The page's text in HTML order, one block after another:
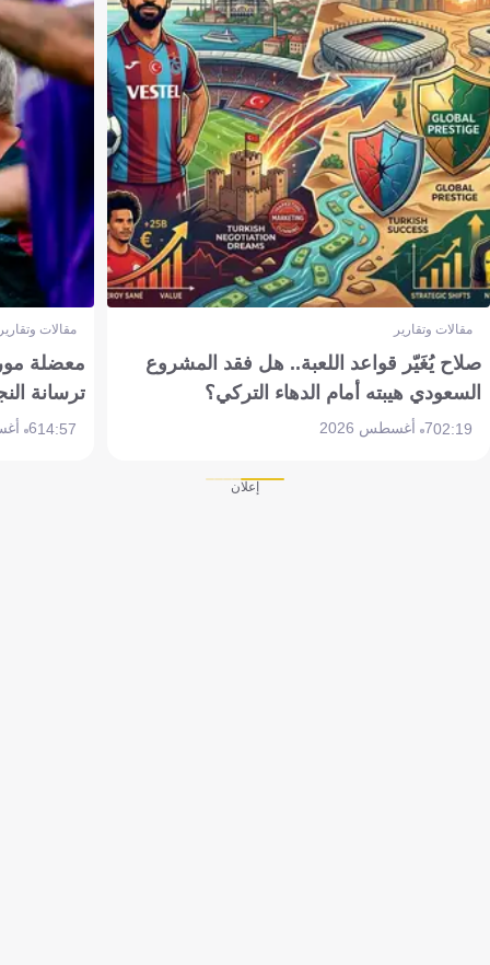
مقالات وتقارير
صلاح يُغَيّر قواعد اللعبة.. هل فقد المشروع
السعودي هيبته أمام الدهاء التركي؟
02:197 أغسطس 2026
مقالات
معضلة
ترسانة
14:576 أغسطس 2026
إعلان